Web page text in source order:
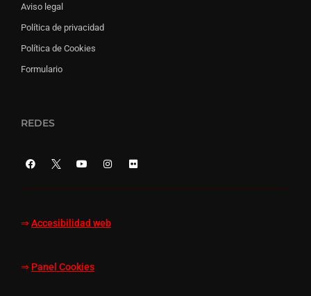
Aviso legal
Política de privacidad
Política de Cookies
Formulario
REDES
⇒ Accesibilidad web
⇒ Panel Cookies